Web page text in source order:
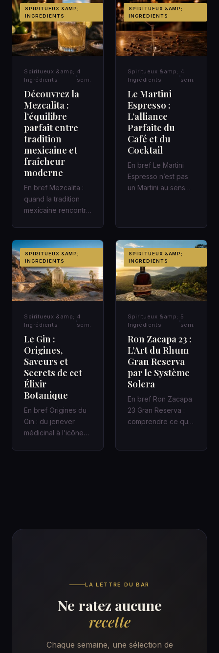
SPIRITUEUX &AMP;
INGRÉDIENTS
Spiritueux &amp;
Ingrédients
4
sem.
Découvrez la
Mezcalita :
l’équilibre
parfait entre
tradition
mexicaine et
fraîcheur
moderne
En bref Mezcalita :
quand la tradition
mexicaine rencontre
d’a…
SPIRITUEUX &AMP;
INGRÉDIENTS
Spiritueux &amp;
Ingrédients
4
sem.
Le Martini
Espresso :
L’alliance
Parfaite du
Café et du
Cocktail
En bref Le Martini
Espresso n’est pas
un Martini au sens
SPIRITUEUX &AMP;
INGRÉDIENTS
Spiritueux &amp;
Ingrédients
4
sem.
Le Gin :
Origines,
Saveurs et
Secrets de cet
Élixir
Botanique
En bref Origines du
Gin : du jenever
médicinal à l’icône
SPIRITUEUX &AMP;
INGRÉDIENTS
Spiritueux &amp;
Ingrédients
5
sem.
Ron Zacapa 23 :
L’Art du Rhum
Gran Reserva
par le Système
Solera
En bref Ron Zacapa
23 Gran Reserva :
comprendre ce que
LA LETTRE DU BAR
Ne ratez aucune
recette
Chaque semaine, une sélection de